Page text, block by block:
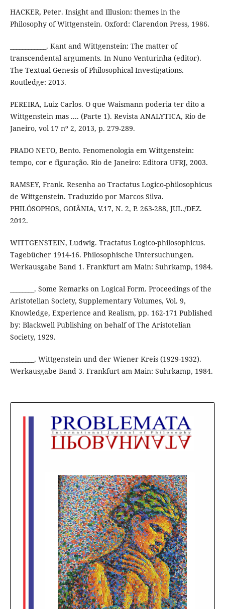
HACKER, Peter. Insight and Illusion: themes in the
Philosophy of Wittgenstein. Oxford: Clarendon Press, 1986.
____________. Kant and Wittgenstein: The matter of
transcendental arguments. In Nuno Venturinha (editor).
The Textual Genesis of Philosophical Investigations.
Routledge: 2013.
PEREIRA, Luiz Carlos. O que Waismann poderia ter dito a
Wittgenstein mas .... (Parte 1). Revista ANALYTICA, Rio de
Janeiro, vol 17 nº 2, 2013, p. 279-289.
PRADO NETO, Bento. Fenomenologia em Wittgenstein:
tempo, cor e figuração. Rio de Janeiro: Editora UFRJ, 2003.
RAMSEY, Frank. Resenha ao Tractatus Logico-philosophicus
de Wittgenstein. Traduzido por Marcos Silva.
PHILÓSOPHOS, GOIÂNIA, V.17, N. 2, P. 263-288, JUL./DEZ.
2012.
WITTGENSTEIN, Ludwig. Tractatus Logico-philosophicus.
Tagebücher 1914-16. Philosophische Untersuchungen.
Werkausgabe Band 1. Frankfurt am Main: Suhrkamp, 1984.
________. Some Remarks on Logical Form. Proceedings of the
Aristotelian Society, Supplementary Volumes, Vol. 9,
Knowledge, Experience and Realism, pp. 162-171 Published
by: Blackwell Publishing on behalf of The Aristotelian
Society, 1929.
________. Wittgenstein und der Wiener Kreis (1929-1932).
Werkausgabe Band 3. Frankfurt am Main: Suhrkamp, 1984.